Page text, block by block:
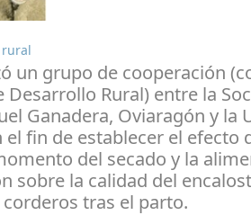
un grupo de cooperación
Desarrollo Rural) entre la
Ganadera, Oviaragón y la
el fin de establecer el efecto
del secado y la
sobre la calidad del
tras el parto.